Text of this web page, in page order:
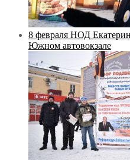
8 февраля НОД
Южном автовокзале